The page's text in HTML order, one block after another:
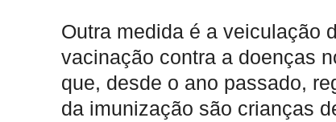
Outra medida é a veiculação
vacinação contra a doenças
que, desde o ano passado,
da imunização são crianças